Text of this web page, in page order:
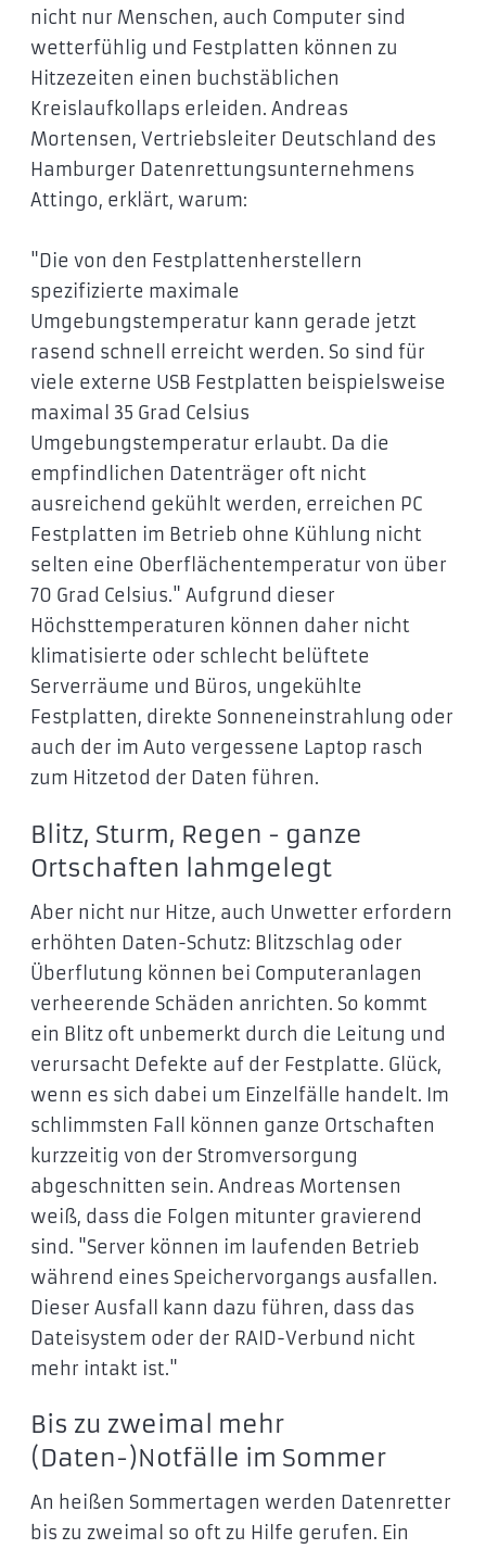
nicht nur Menschen, auch Computer sind
wetterfühlig und Festplatten können zu
Hitzezeiten einen buchstäblichen
Kreislaufkollaps erleiden. Andreas
Mortensen, Vertriebsleiter Deutschland des
Hamburger Datenrettungsunternehmens
Attingo, erklärt, warum:
"Die von den Festplattenherstellern
spezifizierte maximale
Umgebungstemperatur kann gerade jetzt
rasend schnell erreicht werden. So sind für
viele externe USB Festplatten beispielsweise
maximal 35 Grad Celsius
Umgebungstemperatur erlaubt. Da die
empfindlichen Datenträger oft nicht
ausreichend gekühlt werden, erreichen PC
Festplatten im Betrieb ohne Kühlung nicht
selten eine Oberflächentemperatur von über
70 Grad Celsius." Aufgrund dieser
Höchsttemperaturen können daher nicht
klimatisierte oder schlecht belüftete
Serverräume und Büros, ungekühlte
Festplatten, direkte Sonneneinstrahlung oder
auch der im Auto vergessene Laptop rasch
zum Hitzetod der Daten führen.
Blitz, Sturm, Regen - ganze
Ortschaften lahmgelegt
Aber nicht nur Hitze, auch Unwetter erfordern
erhöhten Daten-Schutz: Blitzschlag oder
Überflutung können bei Computeranlagen
verheerende Schäden anrichten. So kommt
ein Blitz oft unbemerkt durch die Leitung und
verursacht Defekte auf der Festplatte. Glück,
wenn es sich dabei um Einzelfälle handelt. Im
schlimmsten Fall können ganze Ortschaften
kurzzeitig von der Stromversorgung
abgeschnitten sein. Andreas Mortensen
weiß, dass die Folgen mitunter gravierend
sind. "Server können im laufenden Betrieb
während eines Speichervorgangs ausfallen.
Dieser Ausfall kann dazu führen, dass das
Dateisystem oder der RAID-Verbund nicht
mehr intakt ist."
Bis zu zweimal mehr
(Daten-)Notfälle im Sommer
An heißen Sommertagen werden Datenretter
bis zu zweimal so oft zu Hilfe gerufen. Ein